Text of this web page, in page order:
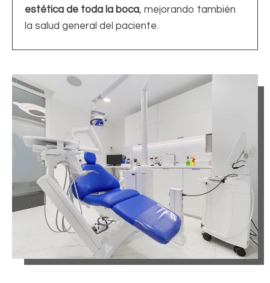
estética de toda la boca, mejorando también
la salud general del paciente.